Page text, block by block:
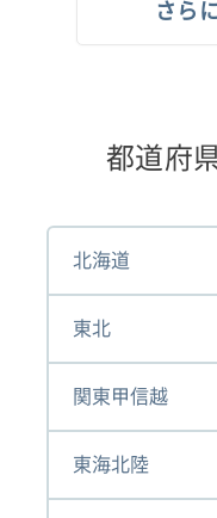
さら
都道府
北海道
東北
関東甲信越
東海北陸